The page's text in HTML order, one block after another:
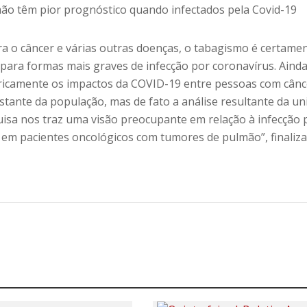
têm pior prognóstico quando infectados pela Covid-19
o câncer e várias outras doenças, o tabagismo é
formas mais graves de infecção por coronavírus.
os impactos da COVID-19 entre pessoas com
da população, mas de fato a análise resultante da
nos traz uma visão preocupante em relação à infecção
pacientes oncológicos com tumores de pulmão”,